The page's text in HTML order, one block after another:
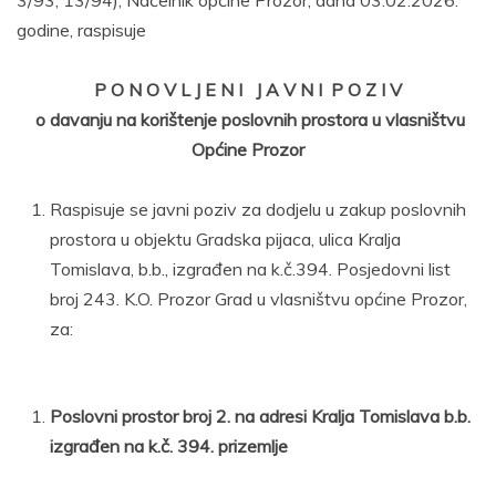
godine, raspisuje
P O N O V L J E N I J A V N I P O Z I V
o davanju na korištenje poslovnih prostora u vlasništvu
Općine Prozor
Raspisuje se javni poziv za dodjelu u zakup poslovnih
prostora u objektu Gradska pijaca, ulica Kralja
Tomislava, b.b., izgrađen na k.č.394. Posjedovni list
broj 243. K.O. Prozor Grad u vlasništvu općine Prozor,
za:
Poslovni prostor broj 2. na adresi Kralja Tomislava b.b.
izgrađen na k.č. 394. prizemlje